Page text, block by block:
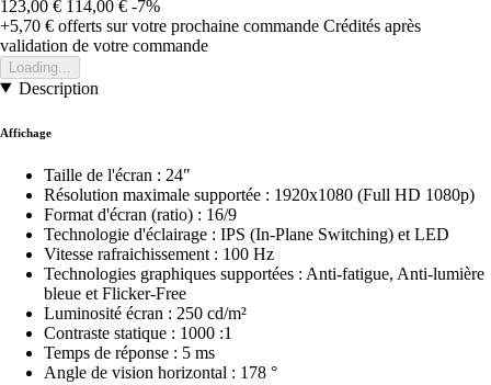
123,00 € 114,00 € -7%
+5,70 € offerts sur votre prochaine commande Crédités après
validation de votre commande
Loading...
Description
Affichage
Taille de l'écran : 24"
Résolution maximale supportée : 1920x1080 (Full HD 1080p)
Format d'écran (ratio) : 16/9
Technologie d'éclairage : IPS (In-Plane Switching) et LED
Vitesse rafraichissement : 100 Hz
Technologies graphiques supportées : Anti-fatigue, Anti-lumière
bleue et Flicker-Free
Luminosité écran : 250 cd/m²
Contraste statique : 1000 :1
Temps de réponse : 5 ms
Angle de vision horizontal : 178 °